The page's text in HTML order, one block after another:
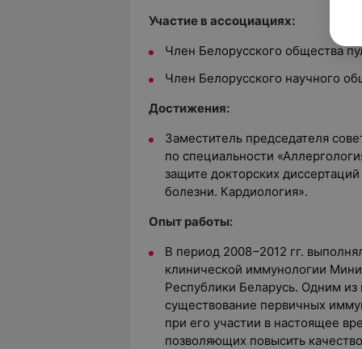
Участие в ассоциациях:
Член Белорусского общества
Член Белорусского научного
Достижения:
Заместитель председателя
по специальности
защите докторских
болезни. Кардиология».
Опыт работы:
В период 2008−2012 гг.
клинической иммунологии
Республики Беларусь. Одним
существование первичных
при его участии в настоящее
позволяющих повысить